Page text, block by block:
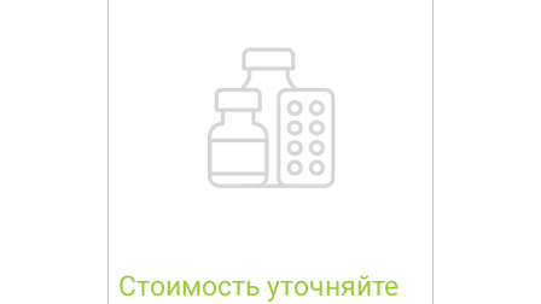
Стоимость уточняйте